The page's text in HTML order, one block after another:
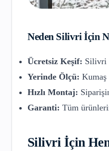
Neden Silivriİçin
Ücretsiz Keşif: Silivri
Yerinde Ölçü: Kumaş
Hızlı Montaj:
Garanti: Tüm
Silivriİçin